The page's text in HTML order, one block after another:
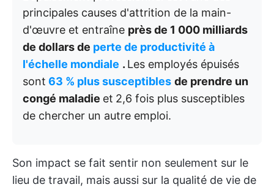
principales causes d'attrition de la main-
d'œuvre et entraîne près de 1 000 milliards
de dollars de perte de productivité à
l'échelle mondiale . Les employés épuisés
sont 63 % plus susceptibles de prendre un
congé maladie et 2,6 fois plus susceptibles
de chercher un autre emploi.
Son impact se fait sentir non seulement sur le
lieu de travail, mais aussi sur la qualité de vie de